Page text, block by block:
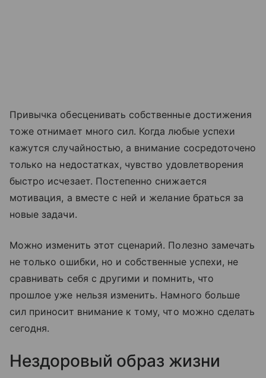
Привычка обесценивать собственные достижения
тоже отнимает много сил. Когда любые успехи
кажутся случайностью, а внимание сосредоточено
только на недостатках, чувство удовлетворения
быстро исчезает. Постепенно снижается
мотивация, а вместе с ней и желание браться за
новые задачи.
Можно изменить этот сценарий. Полезно замечать
не только ошибки, но и собственные успехи, не
сравнивать себя с другими и помнить, что
прошлое уже нельзя изменить. Намного больше
сил приносит внимание к тому, что можно сделать
сегодня.
Нездоровый образ жизни